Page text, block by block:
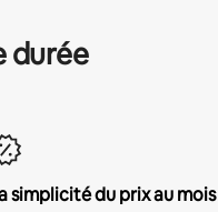
durée
simplicité du prix au mois